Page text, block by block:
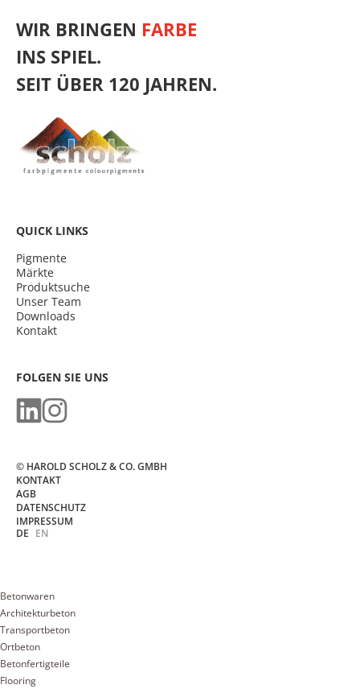
WIR BRINGEN FARBE
INS SPIEL.
SEIT ÜBER 120 JAHREN.
QUICK LINKS
Pigmente
Märkte
Produktsuche
Unser Team
Downloads
Kontakt
FOLGEN SIE UNS
© HAROLD SCHOLZ & CO. GMBH
KONTAKT
AGB
DATENSCHUTZ
IMPRESSUM
DE EN
Betonwaren
Architekturbeton
Transportbeton
Ortbeton
Betonfertigteile
Flooring